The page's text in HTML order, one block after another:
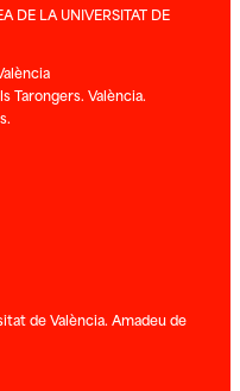
DE LA UNIVERSITAT DE
Tarongers. València.
de València. Amadeu de